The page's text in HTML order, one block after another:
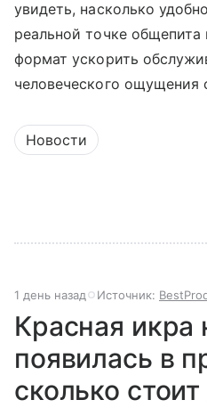
увидеть, насколько
реальной точке общепита
формат ускорить
человеческого ощущения
Новости
1 день назад Источник:
Красная икра
появилась в
сколько